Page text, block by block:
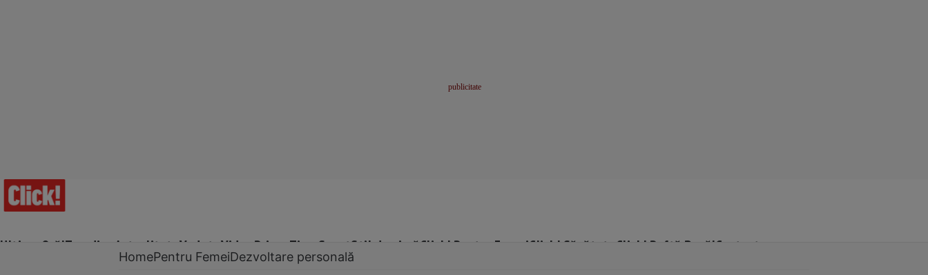
Ultima Oră!Trending Actualitate Vedete Video Prime Time SportStil de viațăClick! Pentru FemeiClick! Sănătate Click! Poftă Bună!Contact
HomePentru FemeiDezvoltare personală